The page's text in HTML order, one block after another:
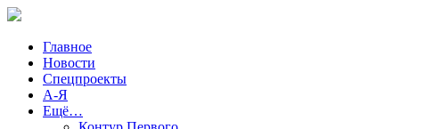
Главное
Новости
Спецпроекты
А-Я
Ещё…